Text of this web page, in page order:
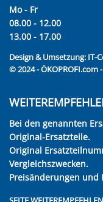
Mo - Fr
08.00 - 12.00
13.00 - 17.00
Design & Umsetzung: IT-
© 2024 -
Bei den genannten
Original-Ersatzteile.
Original
Vergleichszwecken.
Preisänderungen